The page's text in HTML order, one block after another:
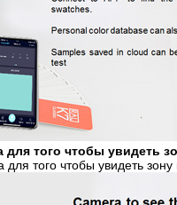
для того чтобы увидеть
того чтобы увидеть